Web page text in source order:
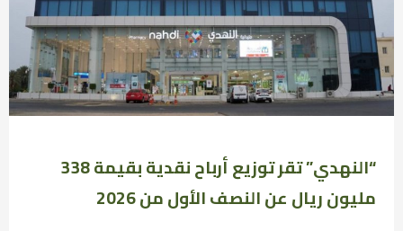
“النهدي” تقر توزيع أرباح نقدية بقيمة 338
مليون ريال عن النصف الأول من 2026